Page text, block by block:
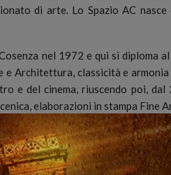
di arte. Lo Spazio AC
nel 1972 e qui si diploma
Architettura, classicità e armonia
e del cinema, riuscendo poi,
elaborazioni in stampa Fine
esposizioni di carattere
pubblicazioni, seminari e
allestimenti in istituti italiani di